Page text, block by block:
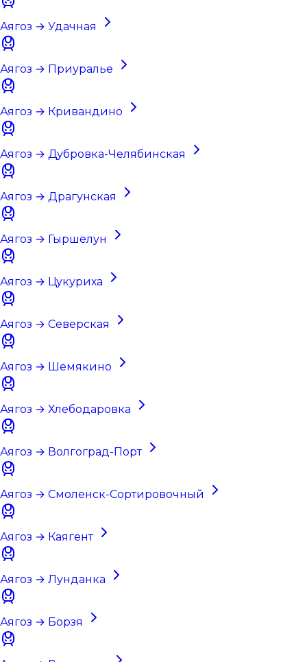
Аягоз → Удачная
Аягоз → Приуралье
Аягоз → Кривандино
Аягоз → Дубровка-Челябинская
Аягоз → Драгунская
Аягоз → Гыршелун
Аягоз → Цукуриха
Аягоз → Северская
Аягоз → Шемякино
Аягоз → Хлебодаровка
Аягоз → Волгоград-Порт
Аягоз → Смоленск-Сортировочный
Аягоз → Каягент
Аягоз → Лунданка
Аягоз → Борзя